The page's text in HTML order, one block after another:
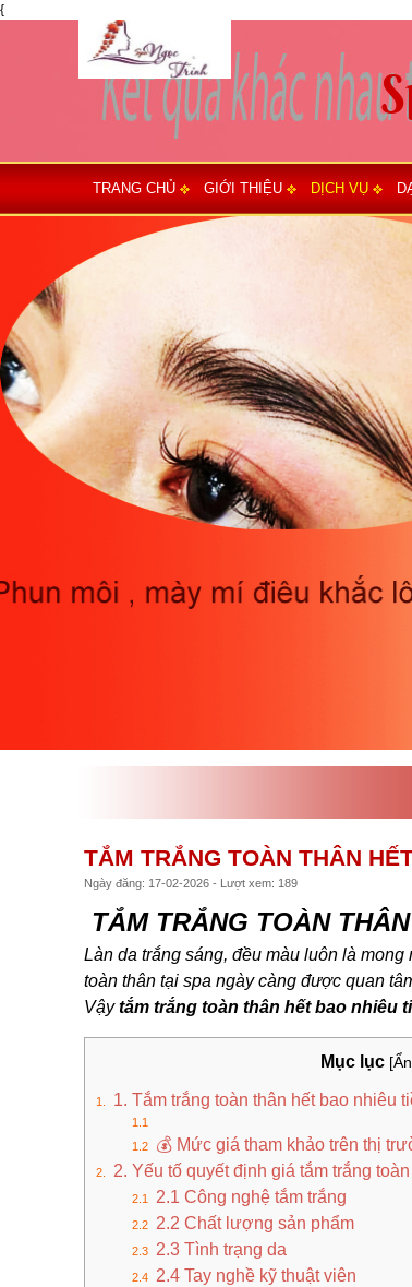
{
TRANG CHỦ GIỚI THIỆU DỊCH VỤ
TẮM TRẮNG TOÀN THÂN
Ngày đăng: 17-02-2026 - Lượt xem: 189
TẮM TRẮNG TOÀN
Làn da trắng sáng, đều màu luôn là
toàn thân tại spa ngày càng được quan
Vậytắm trắng toàn thân hết bao nhiêu
Mục lục
1. Tắm trắng toàn thân hết bao nhiêu
💰 Mức giá tham khảo trên thị
2. Yếu tố quyết định giá tắm trắng
2.1 Công nghệ tắm trắng
2.2 Chất lượng sản phẩm
2.3 Tình trạng da
2.4 Tay nghề kỹ thuật viên